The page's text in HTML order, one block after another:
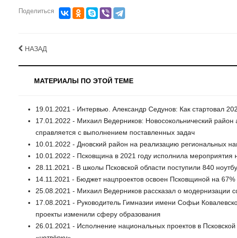
Поделиться
НАЗАД
МАТЕРИАЛЫ ПО ЭТОЙ ТЕМЕ
19.01.2021 - Интервью. Александр Седунов: Как стартовал
17.01.2022 - Михаил Ведерников: Новосокольнический район
справляется с выполнением поставленных задач
10.01.2022 - Дновский район на реализацию региональных
10.01.2022 - Псковщина в 2021 году исполнила мероприятия
28.11.2021 - В школы Псковской области поступили 840
14.11.2021 - Бюджет нацпроектов освоен Псковщиной на 67%
25.08.2021 - Михаил Ведерников рассказал о модернизации
17.08.2021 - Руководитель Гимназии имени Софьи
проекты изменили сферу образования
26.01.2021 - Исполнение национальных проектов в